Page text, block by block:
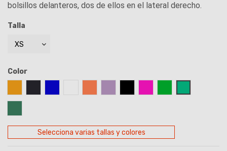
bolsillos delanteros, dos de ellos en el lateral derecho.
Talla
Color
Selecciona varias tallas y colores